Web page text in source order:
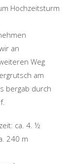
Hochzeitsturm
an
Weg
am
bergab durch
ca. 4. ½
240 m